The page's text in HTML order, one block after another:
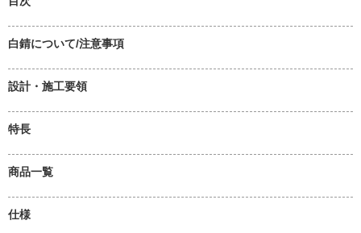
白錆について/注意事項
設計・施工要領
特長
商品一覧
仕様